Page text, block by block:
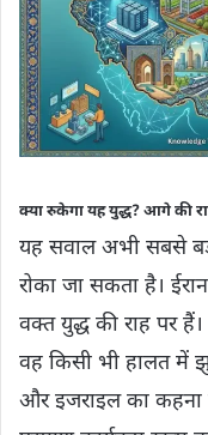
क्या रुकेगा यह युद्ध? आगे की
यह सवाल अभी सबसे
रोका जा सकता है।
वक्त युद्ध की राह पर
वह किसी भी हालत में
और इजराइल का